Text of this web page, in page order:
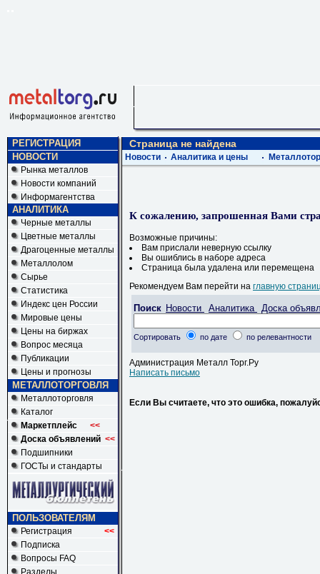
РЕГИСТРАЦИЯ
НОВОСТИ
Рынка металлов
Новости компаний
Информагентства
АНАЛИТИКА
Черные металлы
Цветные металлы
Драгоценные металлы
Металлолом
Сырье
Статистика
Индекс цен России
Мировые цены
Цены на биржах
Вопрос месяца
Публикации
Цены и прогнозы
МЕТАЛЛОТОРГОВЛЯ
Металлоторговля
Каталог
Маркетплейс
<<
Доска объявлений <<
Подшипники
ГОСТы и стандарты
ПОЛЬЗОВАТЕЛЯМ
Регистрация <<
Подписка
Вопросы FAQ
Разделы
Страница не найдена
Новости Аналитика и цены
К сожалению, запрошенная Вами
Возможные причины:
Вам прислали неверную ссылку
Вы ошиблись в наборе адреса
Страница была удалена или перемещена
Рекомендуем Вам перейти на главную
Поиск Новости Аналитика Доска
Сортировать по дате по релевантности
Администрация Металл Торг.Ру
Написать письмо
Если Вы считаете, что это ошибка,